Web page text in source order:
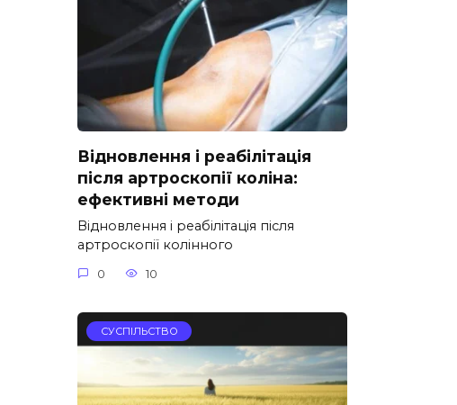
Відновлення і реабілітація
після артроскопії коліна:
ефективні методи
Відновлення і реабілітація після
артроскопії колінного
0 10
СУСПІЛЬСТВО